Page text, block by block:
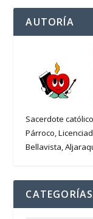
AUTORÍA
Sacerdote
Párroco,
Bellavista,
CATEGORÍAS